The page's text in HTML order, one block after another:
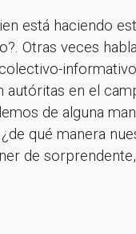
newsletter!
está haciendo
Otras veces
autóritas en el
de alguna
qué manera
de